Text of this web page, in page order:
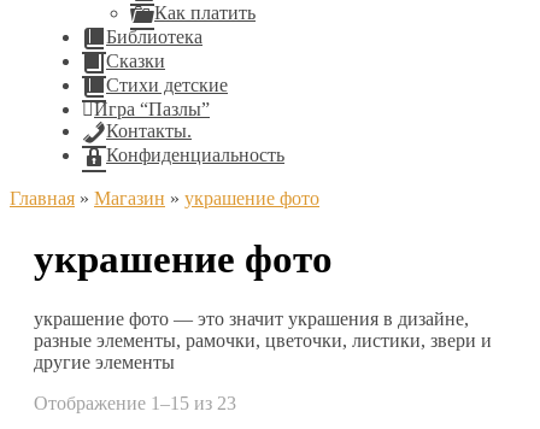
Как платить
Библиотека
Сказки
Стихи детские
Игра “Пазлы”
Контакты.
Конфиденциальность
Главная » Магазин » украшение фото
украшение фото
украшение фото — это значит украшения в дизайне,
разные элементы, рамочки, цветочки, листики, звери и
другие элементы
Отображение 1–15 из 23Сортировка: